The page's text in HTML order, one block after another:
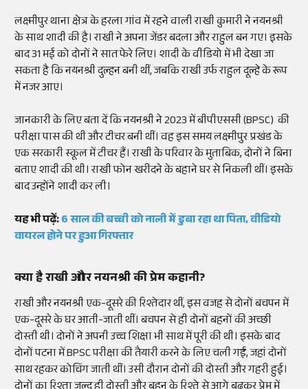
लक्ष्मीपुर थाना क्षेत्र के हरला गांव में रहने वाली राखी कुमारी ने नयनश्री
के साथ शादी की है। राखी ने अपना जेंडर बदला और राहुल बन गए। इसके
बाद 31 मई को दोनों ने सात फेरे लिए। शादी के वीडियो में भी देखा जा
सकता है कि नयनश्री दुल्हन बनी थीं, जबकि राखी उर्फ राहुल दूल्हे के रूप
में नजर आए।
जानकारी के लिए बता दें कि नयनश्री ने 2023 में बीपीएससी (BPSC) की
परीक्षा पास की थी और टीचर बनी थीं। वह इस समय लक्ष्मीपुर प्रखंड के
एक सरकारी स्कूल में टीचर हैं। राखी के परिवार के मुताबिक, दोनों ने बिना
बताए शादी की थी। राखी फोन खरीदने के बहाने घर से निकली थीं। इसके
बाद उन्होंने शादी कर ली।
यह भी पढ़ें:6 साल की बच्ची को नाली में डुबा रहा था पिता, वीडियो
वायरल होने पर हुआ गिरफ्तार
क्या है राखी और नयनश्री की प्रेम कहानी?
राखी और नयनश्री एक-दूसरे की रिश्तेदार थीं, इस वजह से दोनों बचपन में
एक-दूसरे के घर आती-जाती थीं। बचपन से ही दोनों बहनों की अच्छी
दोस्ती थी। दोनों ने अपनी उच्च शिक्षा भी साथ में पूरी की थी। इसके बाद
दोनों पटना में BPSC परीक्षा की तैयारी करने के लिए चली गईं, जहां दोनों
साथ रहकर कोचिंग जाती थीं। उसी दौरान दोनों की दोस्ती और गहरी हुई।